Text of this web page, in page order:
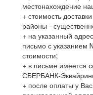
местонахождение
+ стоимость
районы -
+ на указанный
письмо с указанием
стоимости;
+ в письме имеется
СБЕРБАНК-
+ после оплаты у